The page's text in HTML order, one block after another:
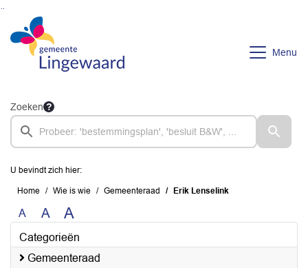
Ga naar de inhoud van deze pagina
Ga naar het zoeken
Ga naar het menu
Menu
Zoeken
U bevindt zich hier:
Home Wie is wie Gemeenteraad Erik Lenselink
A A A
Categorieën
Gemeenteraad